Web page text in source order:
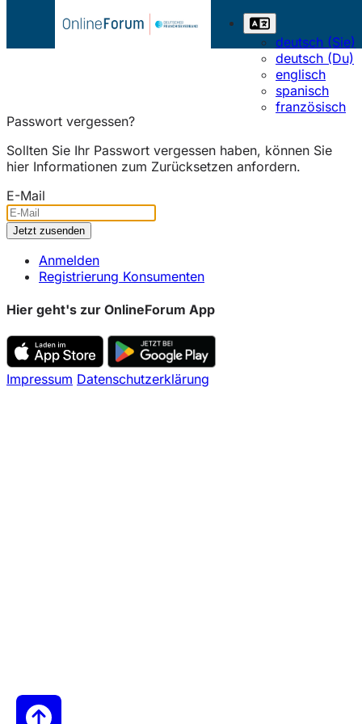
deutsch (Sie)
deutsch (Du)
englisch
spanisch
französisch
Passwort vergessen?
Sollten Sie Ihr Passwort vergessen haben, können Sie
hier Informationen zum Zurücksetzen anfordern.
E-Mail
Anmelden
Registrierung Konsumenten
Hier geht's zur OnlineForum App
Impressum Datenschutzerklärung